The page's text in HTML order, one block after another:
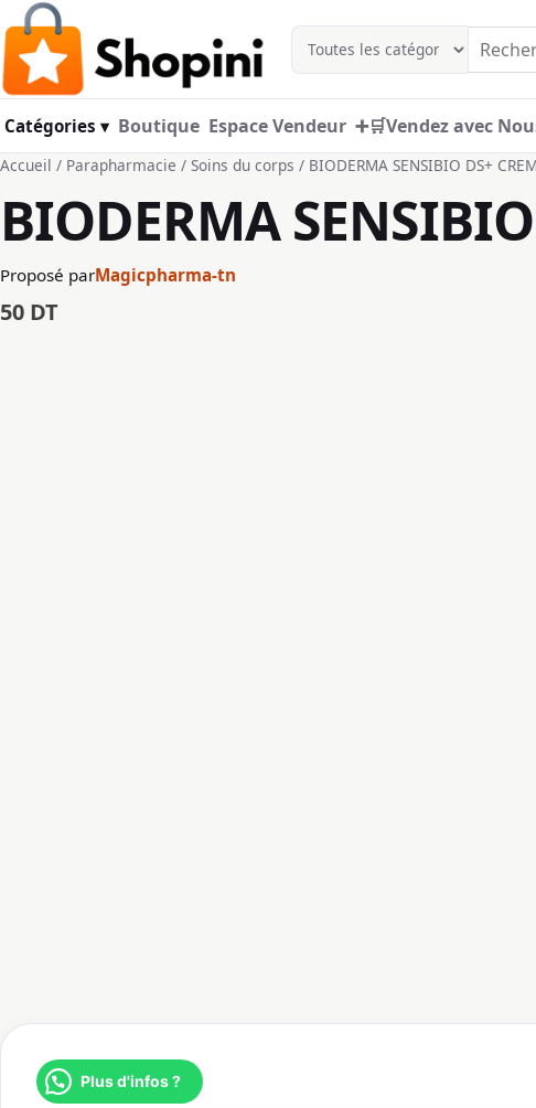
Aller au contenu principal
Catégories ▾ Boutique Espace Vendeur ➕🛒Vendez avec
Accueil / Parapharmacie / Soins du corps / BIODERMA SENSIBIO DS+
BIODERMA
Proposé parMagicpharma-tn
50 DT
Plus d'infos ?